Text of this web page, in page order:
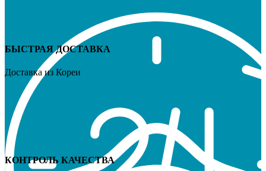
БЫСТРАЯ ДОСТАВКА
Доставка из Кореи
КОНТРОЛЬ КАЧЕСТВА